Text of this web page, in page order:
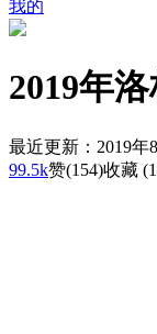
我的
2019年
最近更新：2019年
99.5k赞(154)收藏